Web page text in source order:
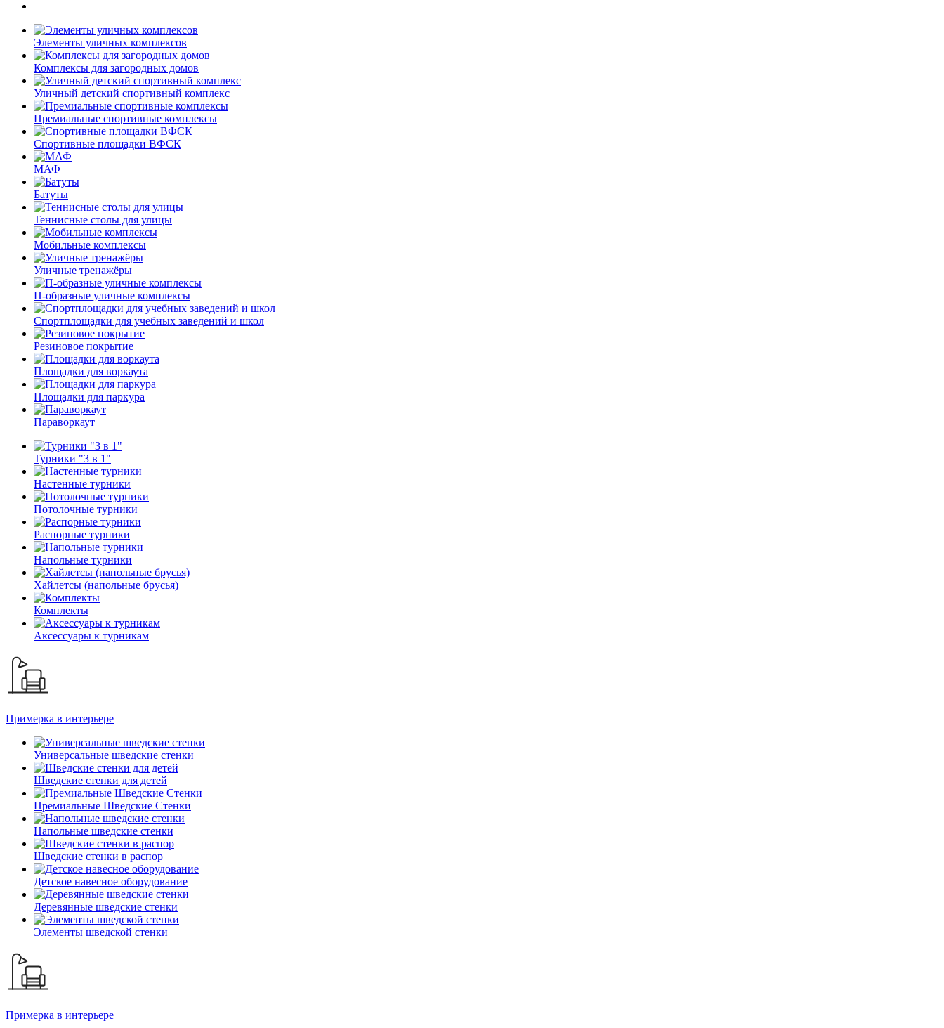
Элементы уличных комплексов
Комплексы для загородных домов
Уличный детский спортивный комплекс
Премиальные спортивные комплексы
Спортивные площадки ВФСК
МАФ
Батуты
Теннисные столы для улицы
Мобильные комплексы
Уличные тренажёры
П-образные уличные комплексы
Спортплощадки для учебных заведений и школ
Резиновое покрытие
Площадки для воркаута
Площадки для паркура
Параворкаут
Турники "3 в 1"
Настенные турники
Потолочные турники
Распорные турники
Напольные турники
Хайлетсы (напольные брусья)
Комплекты
Аксессуары к турникам
Примерка в интерьере
Универсальные шведские стенки
Шведские стенки для детей
Премиальные Шведские Стенки
Напольные шведские стенки
Шведские стенки в распор
Детское навесное оборудование
Деревянные шведские стенки
Элементы шведской стенки
Примерка в интерьере